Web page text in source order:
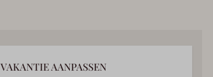
VAKANTIE AANPASSEN